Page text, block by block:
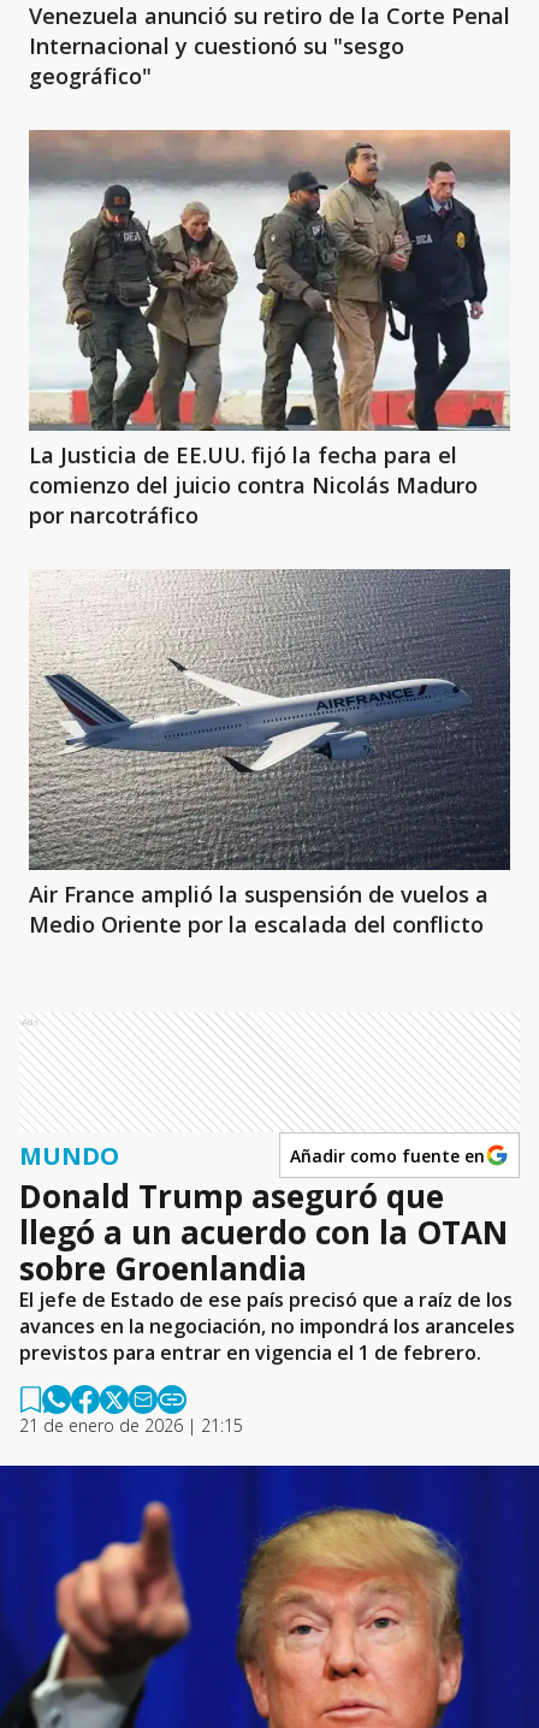
Venezuela anunció su retiro de la Corte Penal
Internacional y cuestionó su "sesgo
geográfico"
La Justicia de EE.UU. fijó la fecha para el
comienzo del juicio contra Nicolás Maduro
por narcotráfico
Air France amplió la suspensión de vuelos a
Medio Oriente por la escalada del conflicto
Ads
MUNDO Añadir como fuente en
Donald Trump aseguró que
llegó a un acuerdo con la OTAN
sobre Groenlandia
El jefe de Estado de ese país precisó que a raíz de los
avances en la negociación, no impondrá los aranceles
previstos para entrar en vigencia el 1 de febrero.
21 de enero de 2026 | 21:15